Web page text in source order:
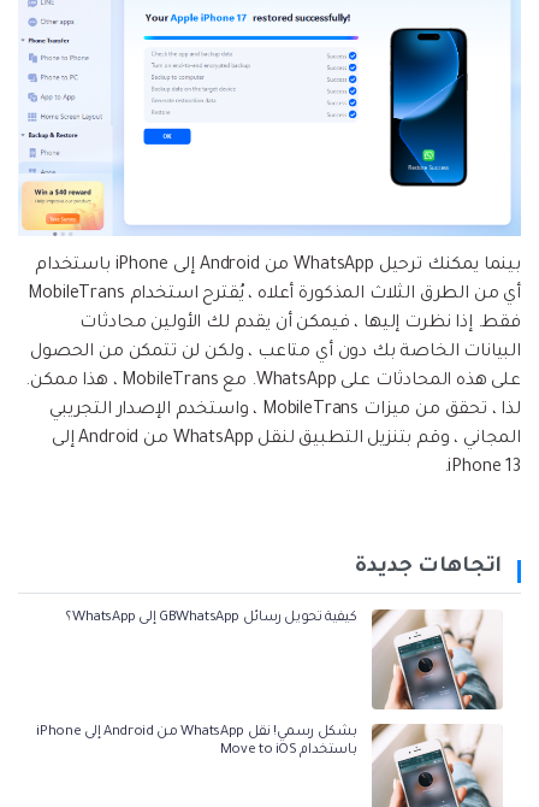
بينما يمكنك ترحيل WhatsApp من Android إلى iPhone باستخدام
أي من الطرق الثلاث المذكورة أعلاه ، يُقترح استخدام MobileTrans
فقط. إذا نظرت إليها ، فيمكن أن يقدم لك الأولين محادثات
البيانات الخاصة بك دون أي متاعب ، ولكن لن تتمكن من الحصول
على هذه المحادثات على WhatsApp. مع MobileTrans ، هذا ممكن.
لذا ، تحقق من ميزات MobileTrans ، واستخدم الإصدار التجريبي
المجاني ، وقم بتنزيل التطبيق لنقل WhatsApp من Android إلى
iPhone 13.
اتجاهات جديدة
كيفية تحويل رسائل GBWhatsApp إلى WhatsApp؟
بشكل رسمي! نقل WhatsApp من Android إلى iPhone
باستخدام Move to iOS